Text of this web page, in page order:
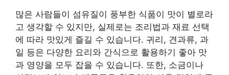
많은 사람들이 섬유질이 풍부한 식품이 맛이 별로라
고 생각할 수 있지만, 실제로는 조리법과 재료 선택
에 따라 맛있게 즐길 수 있습니다. 귀리, 견과류, 과
일 등은 다양한 요리와 간식으로 활용하기 좋아 맛
과 영양을 모두 잡을 수 있습니다. 또한, 소금이나